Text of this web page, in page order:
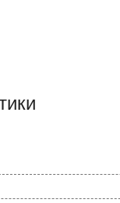
INS-0000012
рама